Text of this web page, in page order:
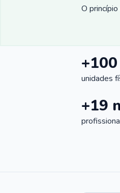
O
+100
unidades
+19